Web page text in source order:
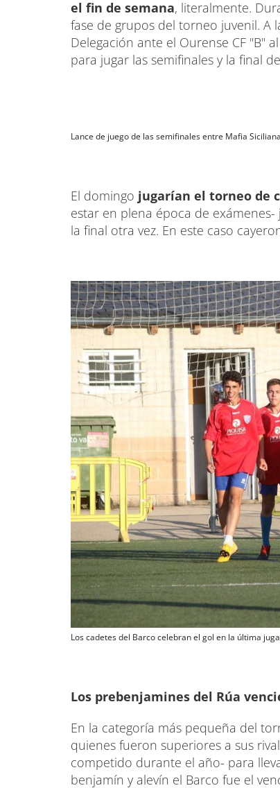
el fin de semana, literalmente.
fase de grupos del torneo juvenil. A
Delegación ante el Ourense CF "B"
para jugar las semifinales y la final
Lance de juego de las semifinales entre Mafia
El domingo jugarían el torneo de
estar en plena época de
la final otra vez. En este caso
Los cadetes del Barco celebran el gol en la última
Los prebenjamines del Rúa
En la categoría más pequeña del
quienes fueron superiores a sus
competido durante el año- para
benjamín y alevín el Barco fue el